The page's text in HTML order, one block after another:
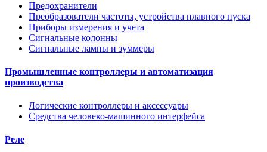
Предохранители
Преобразователи частоты, устройства плавного пуска
Приборы измерения и учета
Сигнальные колонны
Сигнальные лампы и зуммеры
Промышленные контроллеры и автоматизация
производства
Логические контроллеры и аксессуары
Средства человеко-машинного интерфейса
Реле